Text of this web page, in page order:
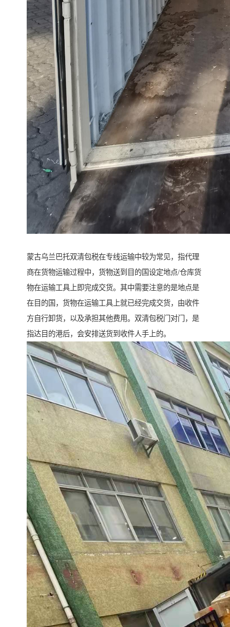
蒙古乌兰巴托双清包税在专线运输中较为常见，指代理
商在货物运输过程中，货物送到目的国设定地点/仓库货
物在运输工具上即完成交货。其中需要注意的是地点是
在目的国，货物在运输工具上就已经完成交货，由收件
方自行卸货，以及承担其他费用。双清包税门对门，是
指达目的港后，会安排送货到收件人手上的。